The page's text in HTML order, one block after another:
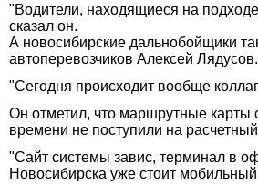
"Водители, находящиеся на
сказал он.
А новосибирские дальнобойщики
автоперевозчиков Алексей Лядусов.
"Сегодня происходит вообще
Он отметил, что маршрутные карты
времени не поступили на расчетный
"Сайт системы завис, терминал в
Новосибирска уже стоит